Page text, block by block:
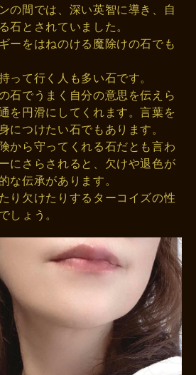
の間では、深い英智に導き、自
石とされていました。
ーをはねのける魔除けの石でも
って行く人も多い石です。
石でうまく自分の意思を伝えら
を円滑にしてくれます。言葉を
につけたい石でもあります。
から守ってくれる石だとも言わ
にさらされると、欠けや退色が
な伝承があります。
り欠けたりするターコイズの性
しょう。